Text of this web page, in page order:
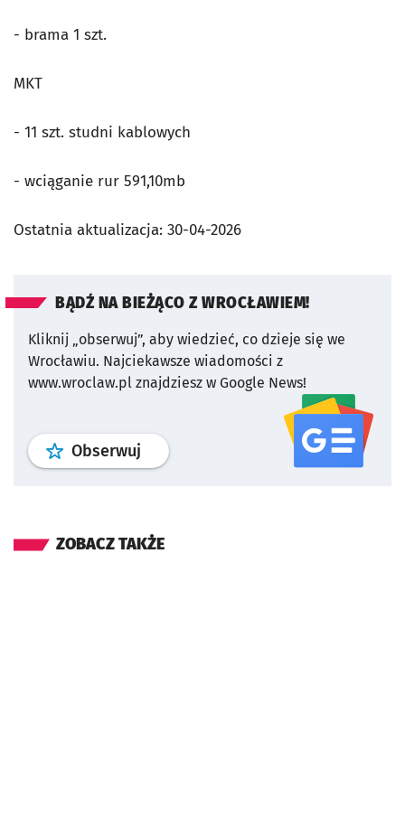
- brama 1 szt.
MKT
- 11 szt. studni kablowych
- wciąganie rur 591,10mb
Ostatnia aktualizacja: 30-04-2026
BĄDŹ NA BIEŻĄCO Z WROCŁAWIEM!
Kliknij „obserwuj”, aby wiedzieć, co dzieje się we
Wrocławiu. Najciekawsze wiadomości z
www.wroclaw.pl znajdziesz w Google News!
Obserwuj profil serwisu
ZOBACZ TAKŻE